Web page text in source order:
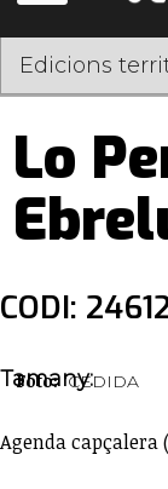
Edicions
Lo
CODI:
Foto: CEDIDA
Tamany:
Agenda capçalera